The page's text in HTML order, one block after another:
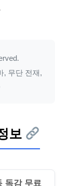
, 무단 전재,
보
독감 무료